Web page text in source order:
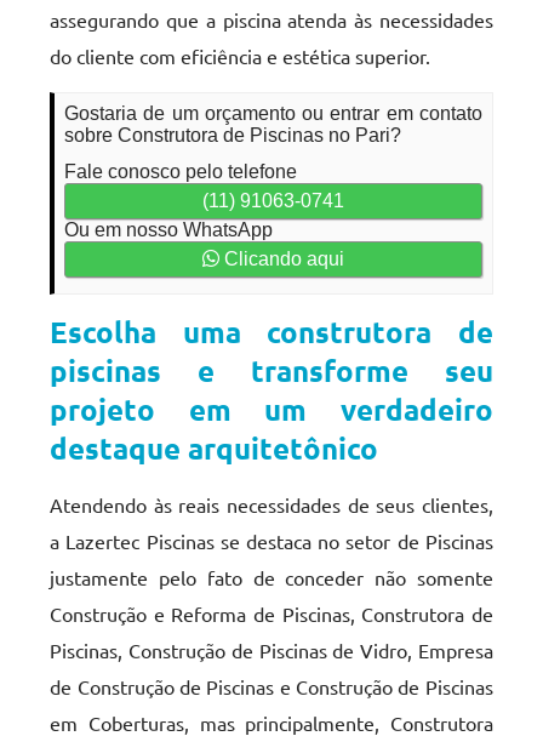
assegurando que a piscina atenda às necessidades
do cliente com eficiência e estética superior.
Gostaria de um orçamento ou entrar em contato
sobre Construtora de Piscinas no Pari?
Fale conosco pelo telefone
(11) 91063-0741
Ou em nosso WhatsApp
Clicando aqui
Escolha uma construtora de
piscinas e transforme seu
projeto em um verdadeiro
destaque arquitetônico
Atendendo às reais necessidades de seus clientes,
a Lazertec Piscinas se destaca no setor de Piscinas
justamente pelo fato de conceder não somente
Construção e Reforma de Piscinas, Construtora de
Piscinas, Construção de Piscinas de Vidro, Empresa
de Construção de Piscinas e Construção de Piscinas
em Coberturas, mas principalmente, Construtora